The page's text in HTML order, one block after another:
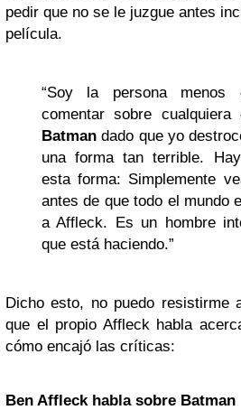
pedir que no se le juzgue antes
película.
“Soy la persona menos
comentar sobre
Batman dado que yo
una forma tan terrible.
esta forma: Simplemente
antes de que todo el mundo
a Affleck. Es un hombre
que está haciendo.”
Dicho esto, no puedo resistirme
que el propio Affleck habla
cómo encajó las críticas:
Ben Affleck habla sobre Batman